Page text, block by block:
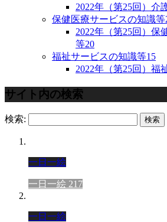
2022年（第25回）介
保健医療サービスの知識等
2022年（第25回）保
等20
福祉サービスの知識等15
2022年（第25回）福
サイト内の検索
検索:
一日一絵
一日一絵 217
一日一絵